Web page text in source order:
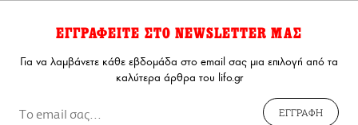
ΕΓΓΡΑΦΕΙΤΕ ΣΤΟ NEWSLETTER ΜΑΣ
Για να λαμβάνετε κάθε εβδομάδα στο email σας μια επιλογή από τα
καλύτερα άρθρα του lifo.gr
ΕΓΓΡΑΦΗ